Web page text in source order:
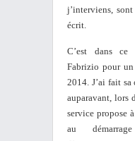
j’interviens,
écrit.
C’est dans
Fabrizio pour
2014. J’ai fait sa
auparavant, lors
service propose
au